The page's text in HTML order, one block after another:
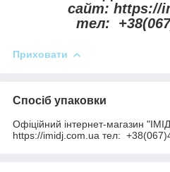
сайт: https://
тел:
Приховати
Спосіб упаковки
Офіційний інтернет-магазин
https://imidj.com.ua тел: